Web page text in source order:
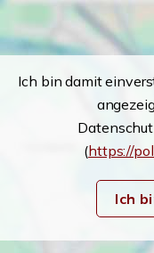
Ich bin damit
(https://
Ich